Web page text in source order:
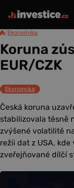
/Ekonomika
Koruna
EUR/CZK
Ekonomika
Česká koruna
stabilizovala těsně
zvýšené volatilitě
režii dat z USA,
zveřejňované dílčí